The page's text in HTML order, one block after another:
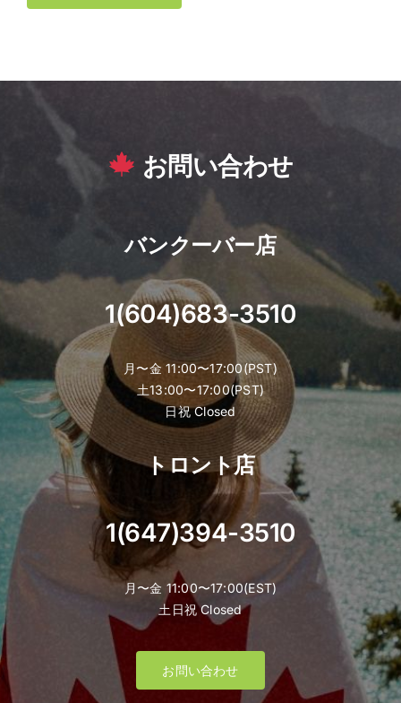
お問い合わせ
バンクーバー店
1(604)683-3510
月〜金 11:00〜17:00(PST)
土13:00〜17:00(PST)
日祝 Closed
トロント店
1(647)394-3510
月〜金 11:00〜17:00(EST)
土日祝 Closed
お問い合わせ